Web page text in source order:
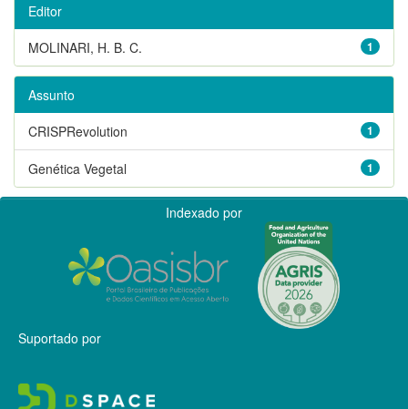
Editor
1
MOLINARI, H. B. C.
Assunto
1
CRISPRevolution
1
Genética Vegetal
Indexado por
Suportado por